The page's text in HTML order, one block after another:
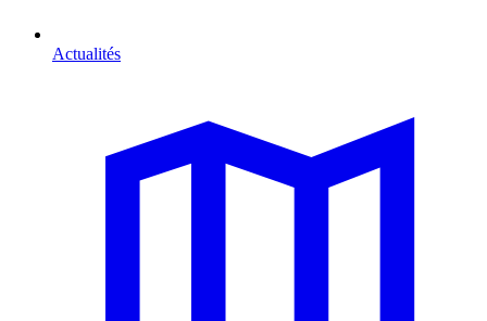
Actualités